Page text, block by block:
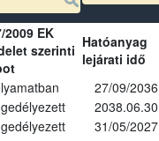
2009 EK
szerinti Hatóanyag
lejárati idő
27/09/2036
2038.06.30
31/05/2027